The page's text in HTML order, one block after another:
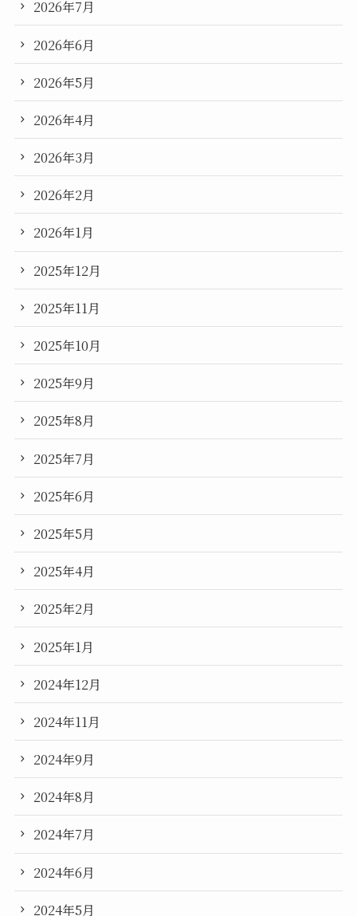
2026年7月
2026年6月
2026年5月
2026年4月
2026年3月
2026年2月
2026年1月
2025年12月
2025年11月
2025年10月
2025年9月
2025年8月
2025年7月
2025年6月
2025年5月
2025年4月
2025年2月
2025年1月
2024年12月
2024年11月
2024年9月
2024年8月
2024年7月
2024年6月
2024年5月